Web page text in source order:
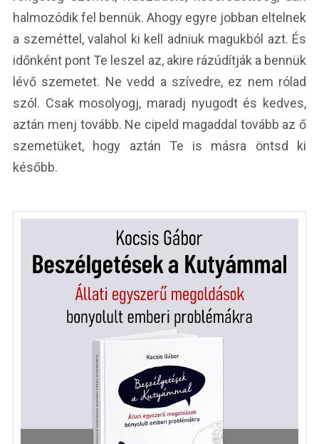
halmozódik fel bennük. Ahogy egyre jobban eltelnek
a szeméttel, valahol ki kell adniuk magukból azt. És
időnként pont Te leszel az, akire rázúdítják a bennük
lévő szemetet. Ne vedd a szívedre, ez nem rólad
szól. Csak mosolyogj, maradj nyugodt és kedves,
aztán menj tovább. Ne cipeld magaddal tovább az ő
szemetüket, hogy aztán Te is másra öntsd ki
később.